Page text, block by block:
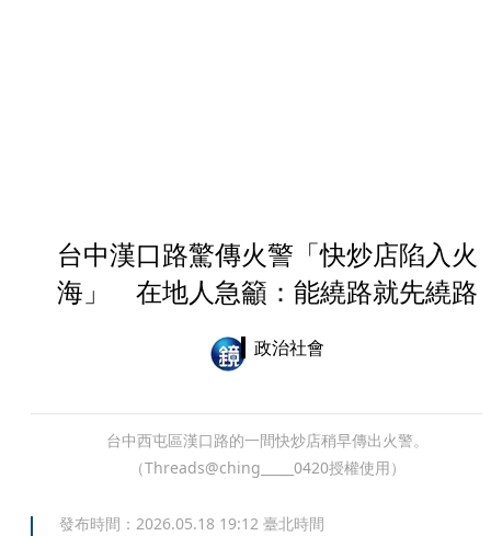
台中漢口路驚傳火警「快炒店陷入火
海」 在地人急籲：能繞路就先繞路
政治社會
台中西屯區漢口路的一間快炒店稍早傳出火警。
（Threads@ching_____0420授權使用）
發布時間： 2026.05.18 19:12 臺北時間